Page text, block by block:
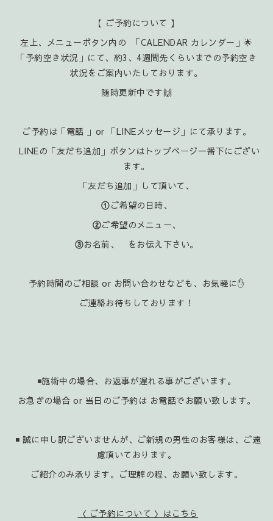
【 ご予約について 】
左上、メニューボタン内の 「CALENDAR カレンダー」🌟
「予約空き状況」にて、約3、4週間先くらいまでの予約空き
状況をご案内いたしております。
随時更新中です🙌
ご予約は「電話 」or 「LINEメッセージ」にて承ります。
LINEの「友だち追加」ボタンはトップページ一番下にござい
ます。
「友だち追加」して頂いて、
①ご希望の日時、
②ご希望のメニュー、
③お名前、 をお伝え下さい。
予約時間のご相談 or お問い合わせなども、お気軽に✋️
ご連絡お待ちしております！
◾施術中の場合、お返事が遅れる事がございます。
お急ぎの場合 or 当日のご予約は お電話でお願い致します。
◾ 誠に申し訳ございませんが、ご新規の男性のお客様は、ご遠
慮頂いております。
ご紹介のみ承ります。ご理解の程、お願い致します。
〈 ご予約について 〉はこちら